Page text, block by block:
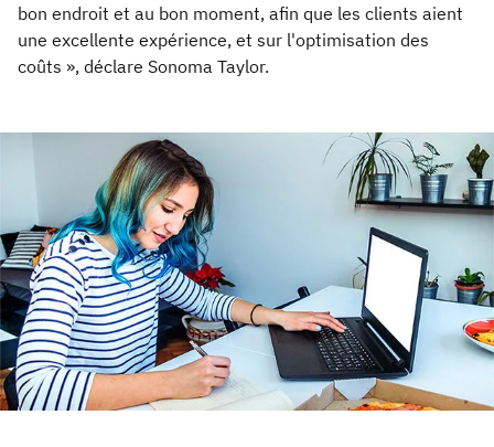
bon endroit et au bon moment, afin que les clients aient
une excellente expérience, et sur l'optimisation des
coûts », déclare Sonoma Taylor.